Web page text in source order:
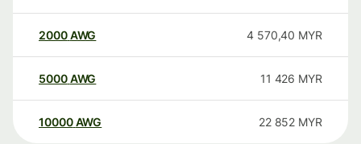
2000AWG 4 570,40 MYR
5000AWG 11 426 MYR
10000 AWG 22 852 MYR